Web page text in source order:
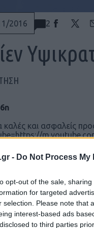
- Do Not Process
opt-out of the sale,
for targeted
selection. Please note that
interest-based ads
to third parties
2016 2
και ασφαλείς
Ακολουθήστε το
και μάθετε
που δημοσιεύονται